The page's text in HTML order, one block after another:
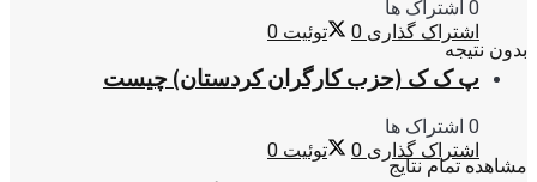
بدون نتیجه
مشاهده تمام نتایج
0 اشتراک ها
اشتراک گذاری 0 توئیت 0
پ ک ک (حزب کارگران کردستان) چیست
0 اشتراک ها
اشتراک گذاری 0 توئیت 0